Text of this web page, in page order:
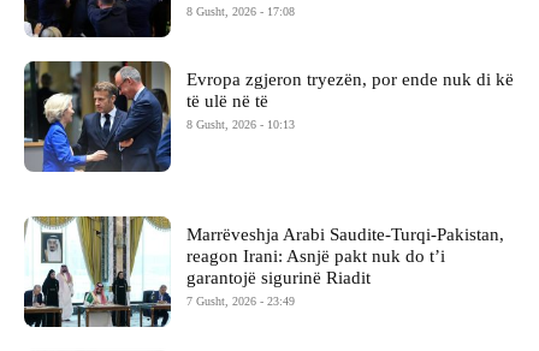
8 Gusht, 2026 - 17:08
Evropa zgjeron tryezën, por ende nuk di kë
të ulë në të
8 Gusht, 2026 - 10:13
Marrëveshja Arabi Saudite-Turqi-Pakistan,
reagon Irani: Asnjë pakt nuk do t’i
garantojë sigurinë Riadit
7 Gusht, 2026 - 23:49